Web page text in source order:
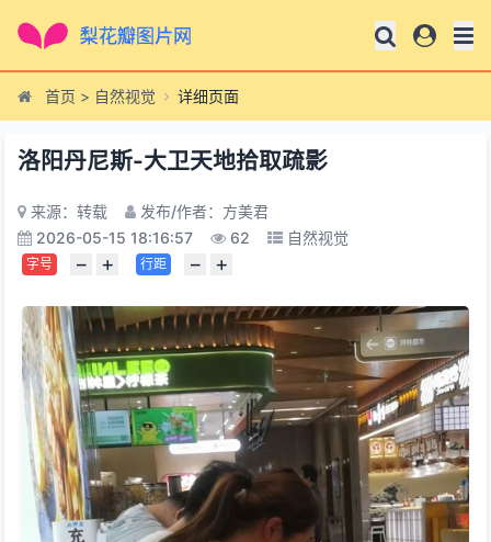
首页 > 自然视觉 详细页面
洛阳丹尼斯-大卫天地拾取疏影
来源：转载
发布/作者：方美君
2026-05-15 18:16:57
62 自然视觉
字号 − + 行距 − +